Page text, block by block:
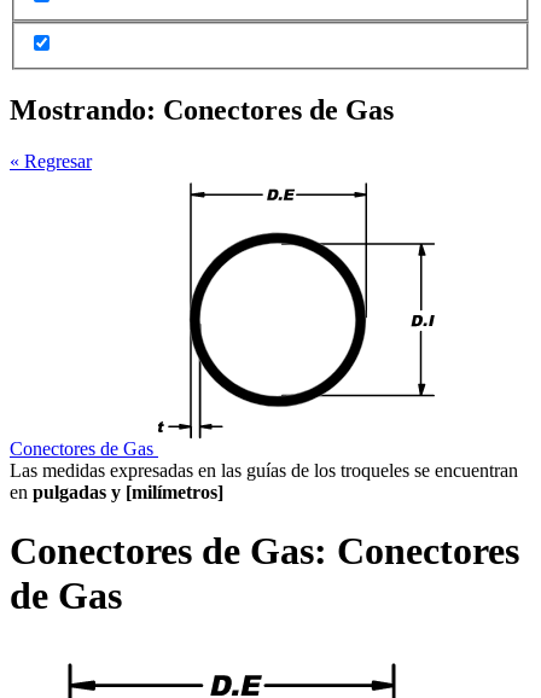
Mostrando: Conectores de Gas
« Regresar
Conectores de Gas
Las medidas expresadas en las guías de los troqueles se encuentran
en pulgadas y [milímetros]
Conectores de Gas: Conectores
de Gas